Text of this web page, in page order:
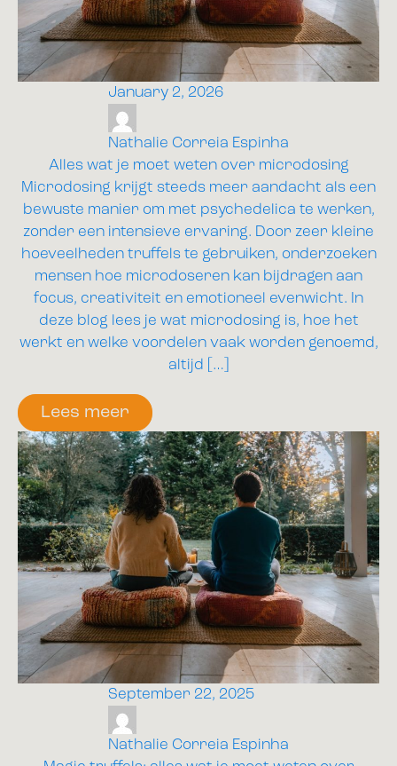
January 2, 2026
Nathalie Correia Espinha
Alles wat je moet weten over microdosing
Microdosing krijgt steeds meer aandacht als een
bewuste manier om met psychedelica te werken,
zonder een intensieve ervaring. Door zeer kleine
hoeveelheden truffels te gebruiken, onderzoeken
mensen hoe microdoseren kan bijdragen aan
focus, creativiteit en emotioneel evenwicht. In
deze blog lees je wat microdosing is, hoe het
werkt en welke voordelen vaak worden genoemd,
altijd […]
Lees meer
September 22, 2025
Nathalie Correia Espinha